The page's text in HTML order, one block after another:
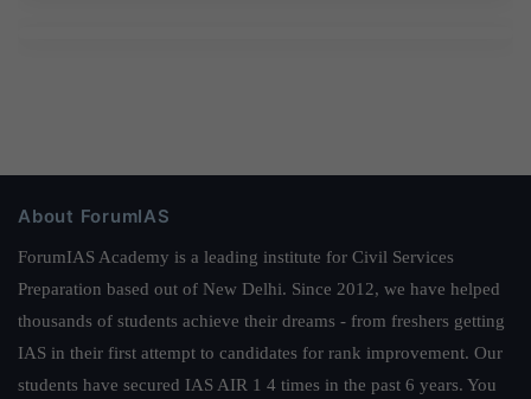
About ForumIAS
ForumIAS Academy is a leading institute for Civil Services
Preparation based out of New Delhi. Since 2012, we have helped
thousands of students achieve their dreams - from freshers getting
IAS in their first attempt to candidates for rank improvement. Our
students have secured IAS AIR 1 4 times in the past 6 years. You